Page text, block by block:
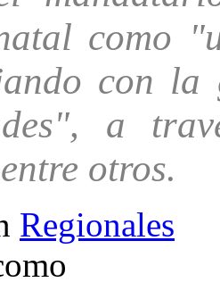
como
con la
a
otros.
Regionales